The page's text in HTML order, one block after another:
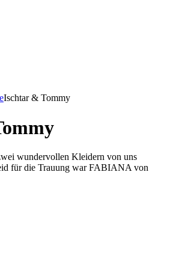
Ischtar & Tommy
wundervollen Kleidern von uns
für die Trauung war FABIANA von